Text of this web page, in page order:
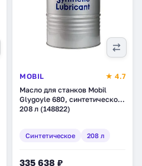
MOBIL
★ 4.7
Масло для станков Mobil
Glygoyle 680, синтетическое,
208 л (148822)
Синтетическое 208 л
335 638 ₽